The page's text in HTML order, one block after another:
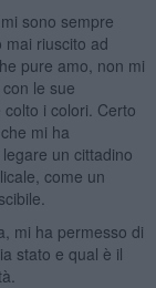
sono sempre
riuscito ad
pure amo, non mi
le sue
i colori. Certo
mi ha
un cittadino
come un
mi ha permesso di
stato e qual è il